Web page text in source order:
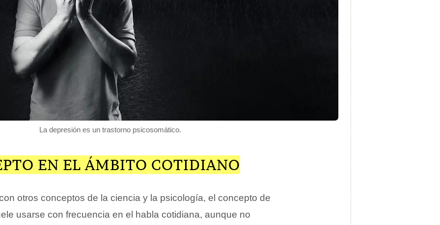
La depresión es un trastorno psicosomático.
EN EL ÁMBITO COTIDIANO
otros conceptos de la ciencia y la psicología, el concepto de
usarse con frecuencia en el habla cotidiana, aunque no